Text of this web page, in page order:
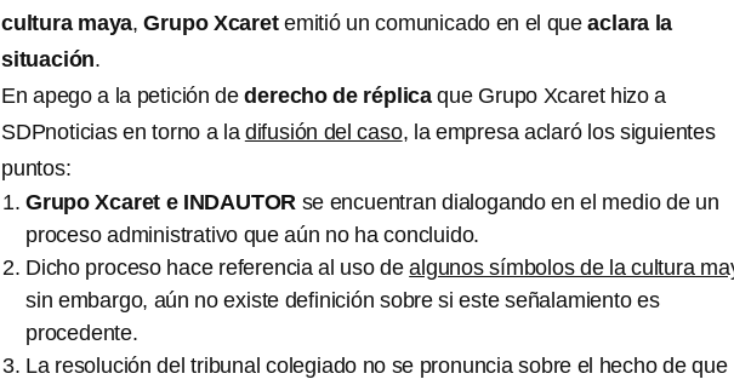
cultura maya,Grupo Xcaretemitió un comunicado en el queaclara la
situación.
En apego a la petición dederecho de réplica que Grupo Xcaret hizo a
SDPnoticias en torno a la difusión del caso, la empresa aclaró los siguientes
puntos:
Grupo Xcaret e INDAUTOR se encuentran dialogando en el medio de un
proceso administrativo que aún no ha concluido.
Dicho proceso hace referencia al uso dealgunos símbolos de la cultura
sin embargo, aún no existe definición sobre si este señalamiento es
procedente.
La resolución del tribunal colegiado no se pronuncia sobre el hecho de que